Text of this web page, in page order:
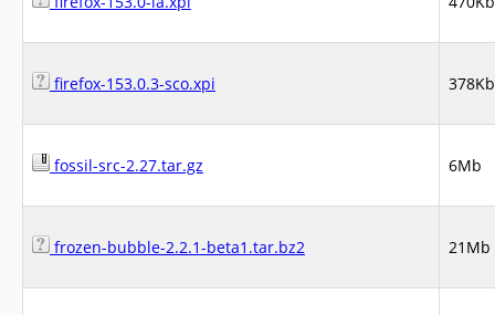
firefox-153.0.3-sco.xpi 378Kb
fossil-src-2.27.tar.gz 6Mb
frozen-bubble-2.2.1-beta1.tar.bz2 21Mb